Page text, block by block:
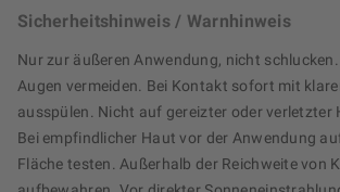
Sicherheitshinweis / Warnhinweis
Nur zur äußeren Anwendung, nicht
Augen vermeiden. Bei Kontakt sofort mit
ausspülen. Nicht auf gereizter oder verletzter
Bei empfindlicher Haut vor der Anwendung
Fläche testen. Außerhalb der Reichweite von